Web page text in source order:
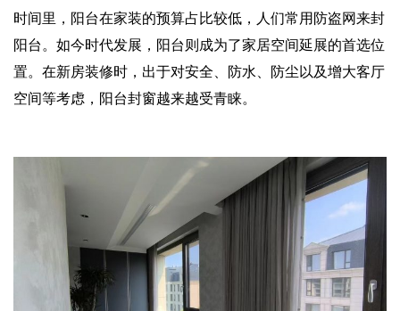
时间里，阳台在家装的预算占比较低，人们常用防盗网来封
阳台。如今时代发展，阳台则成为了家居空间延展的首选位
置。在新房装修时，出于对安全、防水、防尘以及增大客厅
空间等考虑，阳台封窗越来越受青睐。